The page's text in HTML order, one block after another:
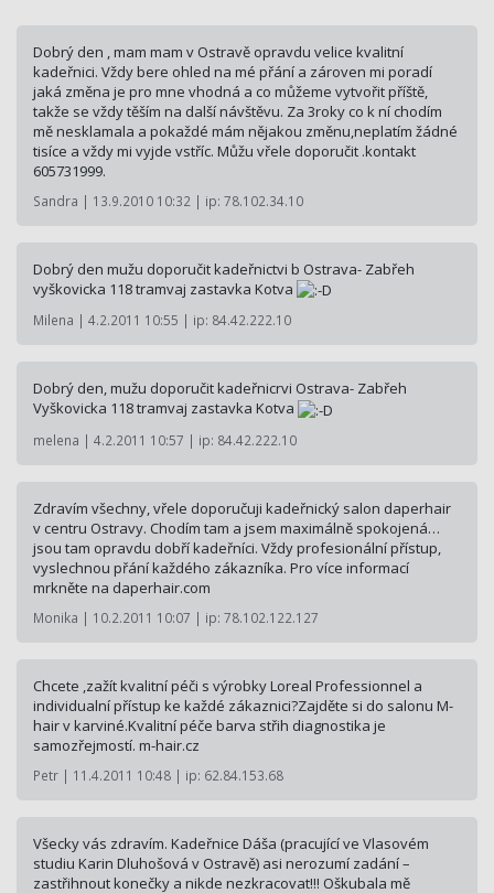
Dobrý den , mam mam v Ostravě opravdu velice kvalitní
kadeřnici. Vždy bere ohled na mé přání a zároven mi poradí
jaká změna je pro mne vhodná a co můžeme vytvořit příště,
takže se vždy těším na další návštěvu. Za 3roky co k ní chodím
mě nesklamala a pokaždé mám nějakou změnu,neplatím žádné
tisíce a vždy mi vyjde vstříc. Můžu vřele doporučit .kontakt
605731999.
Sandra | 13.9.2010 10:32 | ip: 78.102.34.10
Dobrý den mužu doporučit kadeřnictvi b Ostrava- Zabřeh
vyškovicka 118 tramvaj zastavka Kotva
Milena | 4.2.2011 10:55 | ip: 84.42.222.10
Dobrý den, mužu doporučit kadeřnicrvi Ostrava- Zabřeh
Vyškovicka 118 tramvaj zastavka Kotva
melena | 4.2.2011 10:57 | ip: 84.42.222.10
Zdravím všechny, vřele doporučuji kadeřnický salon daperhair
v centru Ostravy. Chodím tam a jsem maximálně spokojená…
jsou tam opravdu dobří kadeřníci. Vždy profesionální přístup,
vyslechnou přání každého zákazníka. Pro více informací
mrkněte na daperhair.com
Monika | 10.2.2011 10:07 | ip: 78.102.122.127
Chcete ,zažít kvalitní péči s výrobky Loreal Professionnel a
individualní přístup ke každé zákaznici?Zajděte si do salonu M-
hair v karviné.Kvalitní péče barva střih diagnostika je
samozřejmostí. m-hair.cz
Petr | 11.4.2011 10:48 | ip: 62.84.153.68
Všecky vás zdravím. Kadeřnice Dáša (pracující ve Vlasovém
studiu Karin Dluhošová v Ostravě) asi nerozumí zadání –
zastřihnout konečky a nikde nezkracovat!!! Oškubala mě